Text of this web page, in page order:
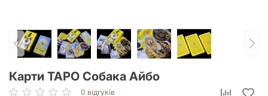
Карти ТАРО Собака Айбо
0 відгуків